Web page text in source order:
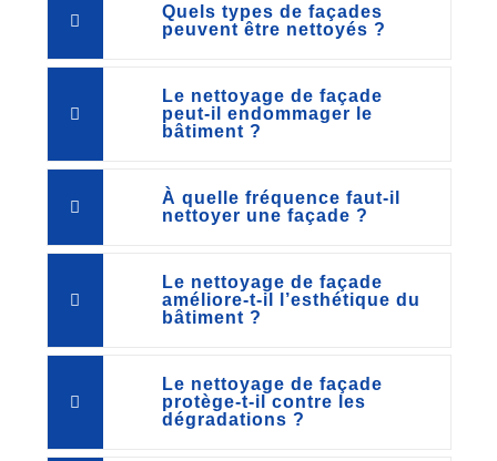
Quels types de façades
peuvent être nettoyés ?
Le nettoyage de façade
peut-il endommager le
bâtiment ?
À quelle fréquence faut-il
nettoyer une façade ?
Le nettoyage de façade
améliore-t-il l’esthétique du
bâtiment ?
Le nettoyage de façade
protège-t-il contre les
dégradations ?